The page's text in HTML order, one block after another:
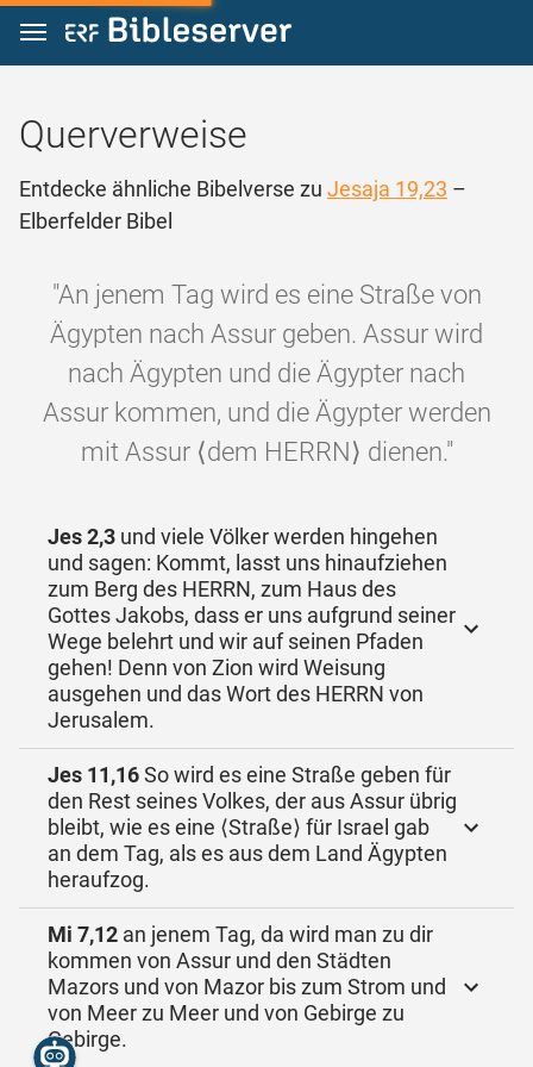
Zum Inhalt springen
Querverweise
Entdecke ähnliche Bibelverse zu Jesaja 19,23 –
Elberfelder Bibel
"An jenem Tag wird es eine Straße von
Ägypten nach Assur geben. Assur wird
nach Ägypten und die Ägypter nach
Assur kommen, und die Ägypter werden
mit Assur ⟨dem HERRN⟩ dienen."
Jes 2,3 und viele Völker werden hingehen
und sagen: Kommt, lasst uns hinaufziehen
zum Berg des HERRN, zum Haus des
Gottes Jakobs, dass er uns aufgrund seiner
Wege belehrt und wir auf seinen Pfaden
gehen! Denn von Zion wird Weisung
ausgehen und das Wort des HERRN von
Jerusalem.
Jes 11,16So wird es eine Straße geben für
den Rest seines Volkes, der aus Assur übrig
bleibt, wie es eine ⟨Straße⟩ für Israel gab
an dem Tag, als es aus dem Land Ägypten
heraufzog.
Mi 7,12 an jenem Tag, da wird man zu dir
kommen von Assur und den Städten
Mazors und von Mazor bis zum Strom und
von Meer zu Meer und von Gebirge zu
Gebirge.